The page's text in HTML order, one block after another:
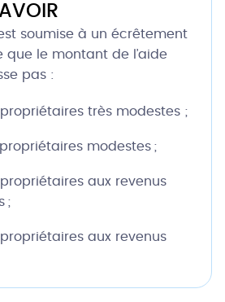
est soumise à un écrêtement
que le montant de l’aide
pas :
très modestes ;
modestes ;
aux revenus
;
aux revenus